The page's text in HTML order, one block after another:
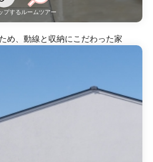
プするルームツアー
め、動線と収納にこだわった家